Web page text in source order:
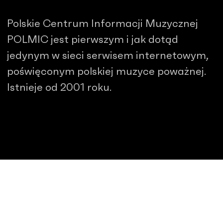
Polskie Centrum Informacji Muzycznej
POLMIC jest pierwszym i jak dotąd
jedynym w sieci serwisem internetowym,
poświęconym polskiej muzyce poważnej.
Istnieje od 2001 roku.